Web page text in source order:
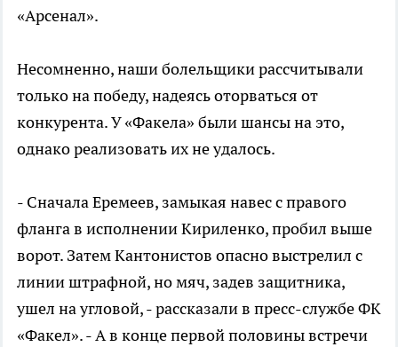
«Арсенал».
Несомненно, наши болельщики рассчитывали
только на победу, надеясь оторваться от
конкурента. У «Факела» были шансы на это,
однако реализовать их не удалось.
- Сначала Еремеев, замыкая навес с правого
фланга в исполнении Кириленко, пробил выше
ворот. Затем Кантонистов опасно выстрелил с
линии штрафной, но мяч, задев защитника,
ушел на угловой, - рассказали в пресс-службе ФК
«Факел». - А в конце первой половины встречи